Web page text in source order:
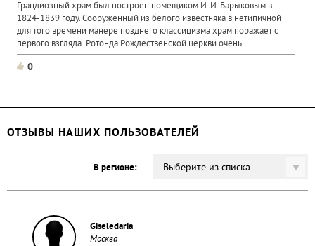
Грандиозный храм был построен помещиком И. И. Барыковым в
1824-1839 году. Сооруженный из белого известняка в нетипичной
для того времени манере позднего классицизма храм поражает с
первого взгляда. Ротонда Рождественской церкви очень...
0
ОТЗЫВЫ НАШИХ ПОЛЬЗОВАТЕЛЕЙ
В регионе: Выберите из списка
Giseledaria
Москва